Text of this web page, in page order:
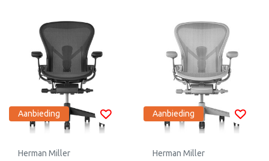
Aanbieding
Herman Miller
Aanbieding
Herman Miller